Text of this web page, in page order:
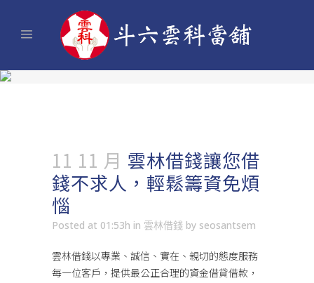
11 11 月 雲林借錢讓您借
錢不求人，輕鬆籌資免煩
惱
Posted at 01:53h in 雲林借錢 by seosantsem
雲林借錢以專業、誠信、實在、親切的態度服務
每一位客戶，提供最公正合理的資金借貸借款，